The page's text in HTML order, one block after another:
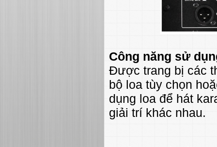
Công năng sử
Được trang bị các
bộ loa tùy chọn
dụng loa để hát
giải trí khác nhau.